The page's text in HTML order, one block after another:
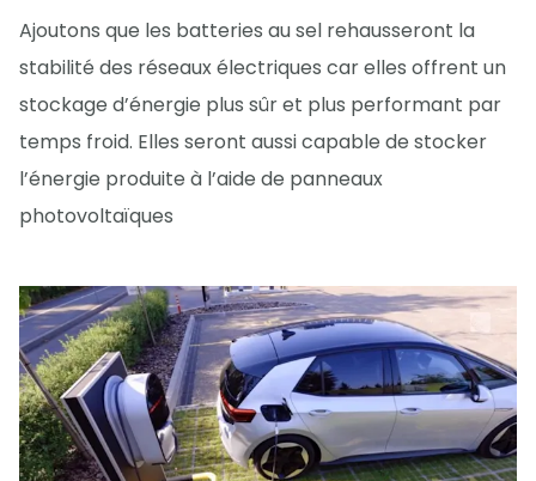
Ajoutons que les batteries au sel rehausseront la
stabilité des réseaux électriques car elles offrent un
stockage d’énergie plus sûr et plus performant par
temps froid. Elles seront aussi capable de stocker
l’énergie produite à l’aide de panneaux
photovoltaïques